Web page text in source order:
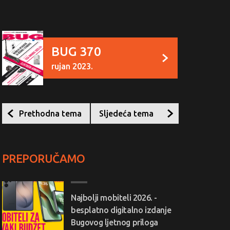
BUG 370
rujan 2023.
Prethodna tema Sljedeća tema
PREPORUČAMO
Najbolji mobiteli 2026. -
besplatno digitalno izdanje
Bugovog ljetnog priloga